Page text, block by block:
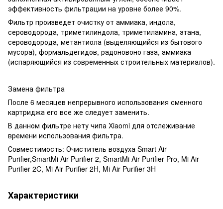
эффективность фильтрации на уровне более 90%.
Фильтр произведет очистку от аммиака, индола,
сероводорода, триметилиндола, триметиламина, этана,
сероводорода, метантиола (выделяющийся из бытового
мусора), формальдегидов, радоновоно газа, аммиака
(испаряющийся из современных строительных материалов).
Замена фильтра
После 6 месяцев непрерывного использования сменного
картриджа его все же следует заменить.
В данном фильтре нету чипа Xiaomi для отслеживание
времени использования фильтра.
Совместимость: Очиститель воздуха Smart Air
Purifier,SmartMi Air Purifier 2, SmartMi Air Purifier Pro, Mi Air
Purifier 2C, Mi Air Purifier 2H, Mi Air Purifier 3H
Характеристики